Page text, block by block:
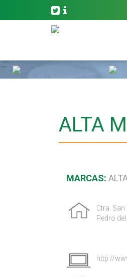
ALTA
MARCAS:
Ctra.
Pedro
http://